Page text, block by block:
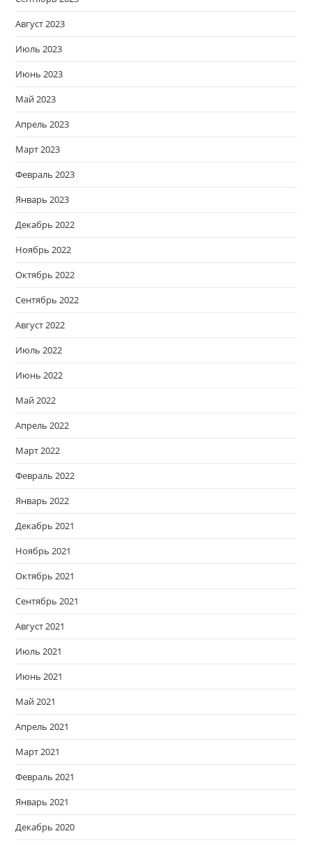
Август 2023
Июль 2023
Июнь 2023
Май 2023
Апрель 2023
Март 2023
Февраль 2023
Январь 2023
Декабрь 2022
Ноябрь 2022
Октябрь 2022
Сентябрь 2022
Август 2022
Июль 2022
Июнь 2022
Май 2022
Апрель 2022
Март 2022
Февраль 2022
Январь 2022
Декабрь 2021
Ноябрь 2021
Октябрь 2021
Сентябрь 2021
Август 2021
Июль 2021
Июнь 2021
Май 2021
Апрель 2021
Март 2021
Февраль 2021
Январь 2021
Декабрь 2020